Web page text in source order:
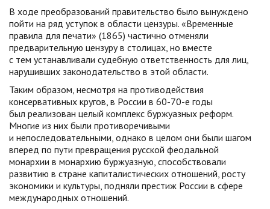
В ходе преобразований правительство было вынуждено
пойти на ряд уступок в области цензуры. «Временные
правила для печати» (1865) частично отменяли
предварительную цензуру в столицах, но вместе
с тем устанавливали судебную ответственность для лиц,
нарушивших законодательство в этой области.
Таким образом, несмотря на противодействия
консервативных кругов, в России в 60-70-е годы
был реализован целый комплекс буржуазных реформ.
Многие из них были противоречивыми
и непоследовательными, однако в целом они были шагом
вперед по пути превращения русской феодальной
монархии в монархию буржуазную, способствовали
развитию в стране капиталистических отношений, росту
экономики и культуры, подняли престиж России в сфере
международных отношений.